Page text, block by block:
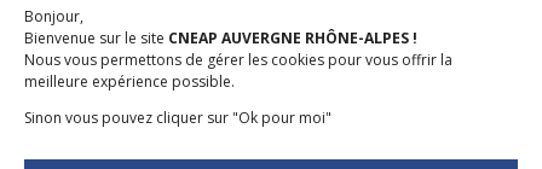
Bonjour,
Bienvenue sur le site CNEAP AUVERGNE RHÔNE-ALPES !
Nous vous permettons de gérer les cookies pour vous offrir la
meilleure expérience possible.
Sinon vous pouvez cliquer sur "Ok pour moi"
stephanie.maillot@cneap.fr